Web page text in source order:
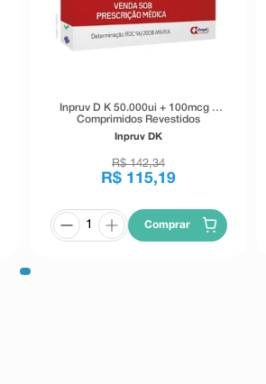
Inpruv D K 50.000ui + 100mcg 8
Comprimidos Revestidos
Inpruv DK
R$ 142,34
R$ 115,19
Comprar